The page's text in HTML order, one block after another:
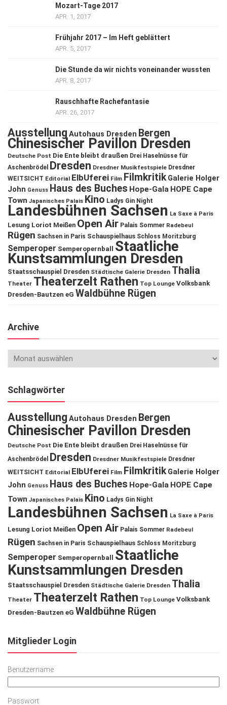
Mozart-Tage 2017
APR. 1, 2017
Frühjahr 2017 – Im Heft geblättert
APR. 5, 2017
Die Stunde da wir nichts voneinander wussten
APR. 8, 2017
Rauschhafte Rachefantasie
APR. 26, 2017
Ausstellung Autohaus Dresden Bergen
Chinesischer Pavillon Dresden
Deutsche Post Die Ente bleibt draußen Drei Haselnüsse für
Aschenbrödel
Dresden Dresdner Musikfestspiele Dresdner
WEITSICHT Editorial ElbUferei Film Filmkritik Galerie Holger
John Genuss Haus des Buches Hope-Gala HOPE Cape
Town Japanisches Palais Kino Ladys Gin Night
Landesbühnen Sachsen La Saxe à Paris
Lesung Loriot Meißen Open Air Palais Sommer Radebeul
Rügen Sachsen in Paris Schauspielhaus Schloss Moritzburg
Semperoper Semperopernball Staatliche
Kunstsammlungen Dresden
Staatsschauspiel Dresden Städtische Galerie Dresden Thalia
Theater Theaterzelt Rathen Top Lounge Volksbank
Dresden-Bautzen eG Waldbühne Rügen
Archive
Schlagwörter
Ausstellung Autohaus Dresden Bergen
Chinesischer Pavillon Dresden
Deutsche Post Die Ente bleibt draußen Drei Haselnüsse für
Aschenbrödel
Dresden Dresdner Musikfestspiele Dresdner
WEITSICHT Editorial ElbUferei Film Filmkritik Galerie Holger
John Genuss Haus des Buches Hope-Gala HOPE Cape
Town Japanisches Palais Kino Ladys Gin Night
Landesbühnen Sachsen La Saxe à Paris
Lesung Loriot Meißen Open Air Palais Sommer Radebeul
Rügen Sachsen in Paris Schauspielhaus Schloss Moritzburg
Semperoper Semperopernball
Staatliche
Kunstsammlungen Dresden
Staatsschauspiel Dresden Städtische Galerie Dresden Thalia
Theater Theaterzelt Rathen Top Lounge Volksbank
Dresden-Bautzen eG Waldbühne Rügen
Mitglieder Login
Benutzername
Passwort